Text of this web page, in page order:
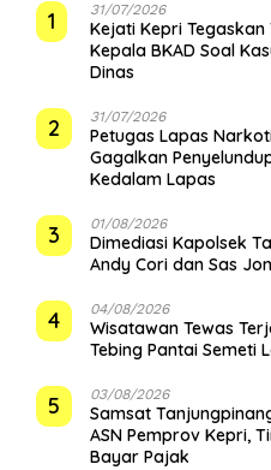
1 31/07/2026
Kejati Kepri Tegaskan
Kepala BKAD Soal
Dinas
2 31/07/2026
Petugas Lapas
Gagalkan
Kedalam Lapas
3 01/08/2026
Dimediasi Kapolsek
Andy Cori dan Sas
4 04/08/2026
Wisatawan Tewas
Tebing Pantai Semeti
5 03/08/2026
Samsat
ASN Pemprov Kepri,
Bayar Pajak